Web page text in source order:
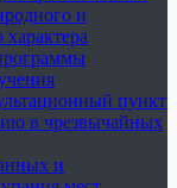
и
характера
пункт
в чрезвычайных
и